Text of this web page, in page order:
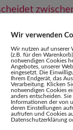
ob wir
in uns,
„So-tun-
ehrlich wie
Wir verwenden
Wir nutzen auf unserer
(z.B. für den
notwendigen Cookies
Angebotes, unserer
eingesetzt. Die
Ihrem Endgerät, das
Verarbeitung. Klicken
notwendigen Cookies
anders entscheiden.
Informationen der von
deren Einstellungen
aufrufen und Cookies
Datenschutzerklärung